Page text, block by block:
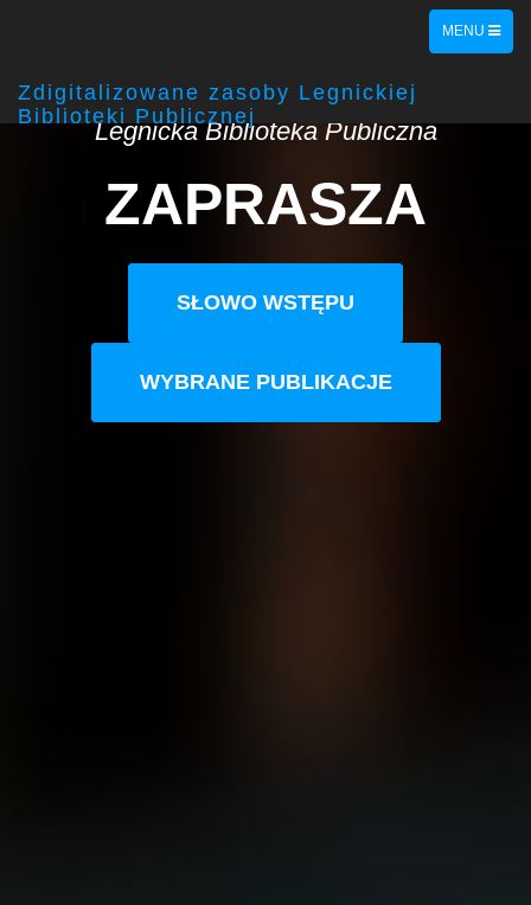
POKAŻ
NAWIGACJĘ
MENU
Zdigitalizowane zasoby Legnickiej
Biblioteki Publicznej
Legnicka Biblioteka Publiczna
ZAPRASZA
SŁOWO WSTĘPU
WYBRANE PUBLIKACJE